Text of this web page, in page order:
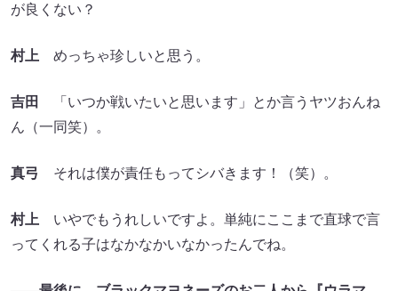
が良くない？
村上 めっちゃ珍しいと思う。
吉田
「いつか戦いたいと思います」とか言うヤツおんね
ん（一同笑）。
真弓 それは僕が責任もってシバきます！（笑）。
村上 いやでもうれしいですよ。単純にここまで直球で言
ってくれる子はなかなかいなかったんでね。